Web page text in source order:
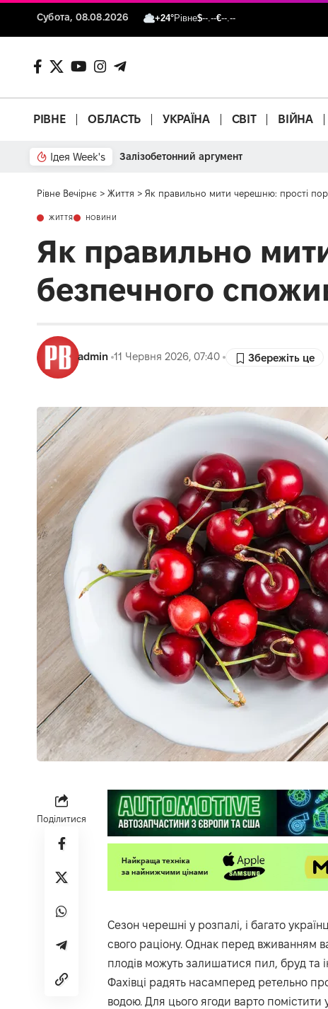
Субота, 08.08.2026 +24°Рівне$--.--€--.--
РІВНЕ ОБЛАСТЬ УКРАЇНА СВІТ ВІЙНА
Ідея Week's Залізобетонний аргумент
Рівне Вечірнє > Життя > Як правильно мити черешню: прості
ЖИТТЯ НОВИНИ
Як правильно
безпечного
admin 11 Червня 2026, 07:40
Поділитися
Сезон черешні у розпалі, і багато
свого раціону. Однак перед вживанням
плодів можуть залишатися пил, бруд та
Фахівці радять насамперед ретельно
водою. Для цього ягоди варто